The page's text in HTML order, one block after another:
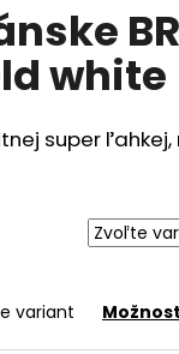
white
super
variant